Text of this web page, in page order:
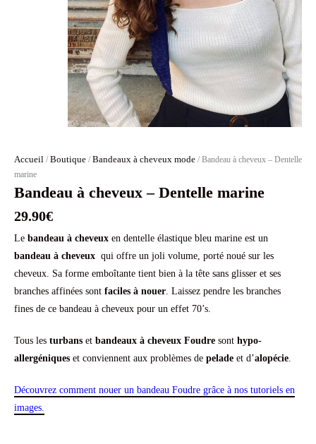
Accueil / Boutique / Bandeaux à cheveux mode / Bandeau à cheveux – Dentelle
marine
Bandeau à cheveux – Dentelle marine
29.90€
Le bandeau à cheveux en dentelle élastique bleu marine est un
bandeau à cheveux qui offre un joli volume, porté noué sur les
cheveux. Sa forme emboîtante tient bien à la tête sans glisser et ses
branches affinées sont faciles à nouer . Laissez pendre les branches
fines de ce bandeau à cheveux pour un effet 70’s.
Tous les turbans et bandeaux à cheveux Foudre sont hypo-
allergéniques et conviennent aux problèmes de pelade et d’alopécie
Découvrez comment nouer un bandeau Foudre grâce à nos tutoriels en
images.